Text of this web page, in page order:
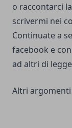
o raccontarci
scrivermi nei
Continuate a
facebook e
ad altri di
Altri